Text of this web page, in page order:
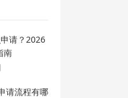
请？2026
南
请流程有哪